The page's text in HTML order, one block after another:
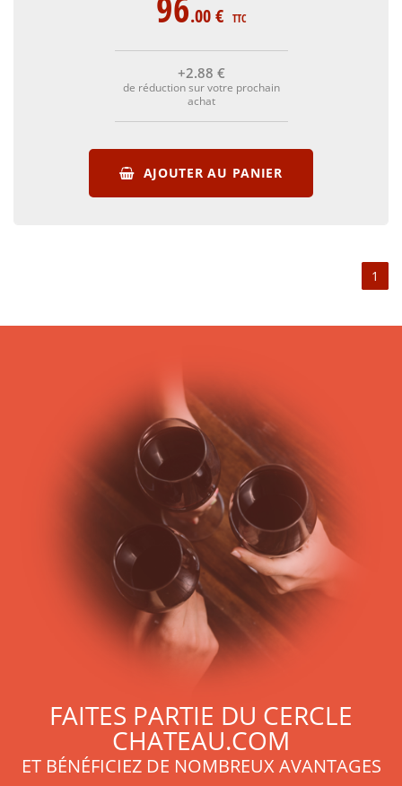
.00€ TTC
+2.88 €
de réduction sur votre prochain
achat
AJOUTER AU PANIER
1
FAITES PARTIE DU CERCLE
CHATEAU.COM
ET BÉNÉFICIEZ DE NOMBREUX AVANTAGES